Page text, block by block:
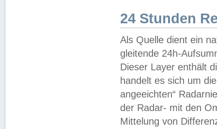
24 Stunden
Als Quelle dient ein
gleitende 24h-
Dieser Layer enthält
handelt es sich um
angeeichten“
der Radar- mit den
Mittelung von